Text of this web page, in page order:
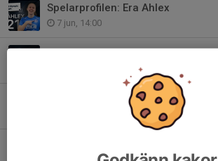
Spelarprofilen: Era Ahlex
7 jun, 14:00
Spelarprofilen: Emilia Fasth